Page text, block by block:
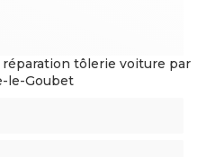
tôlerie voiture par
le-Goubet